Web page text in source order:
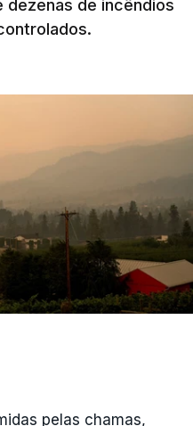
dezenas de incêndios
pelas chamas,